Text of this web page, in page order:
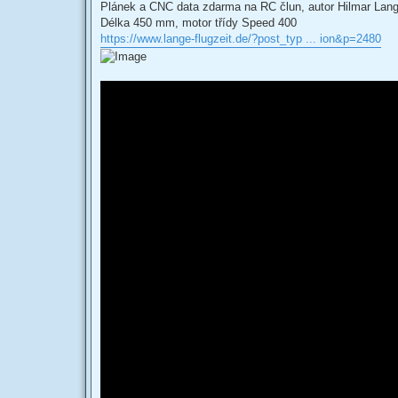
s
Plánek a CNC data zdarma na RC člun, autor Hilmar
Délka 450 mm, motor třídy Speed 400
https://www.lange-flugzeit.de/?post_typ ... ion&p=2480